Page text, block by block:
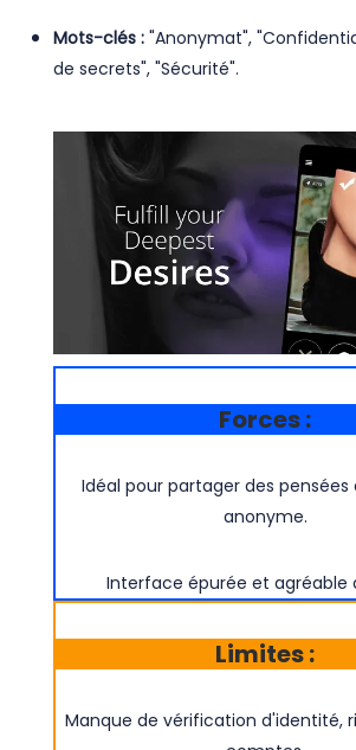
Mots-clés : "Anonymat",
de secrets", "Sécurité".
Forces :
Idéal pour partager des pensées
anonyme.
Interface épurée et agréable
Limites :
Manque de vérification d'identité,